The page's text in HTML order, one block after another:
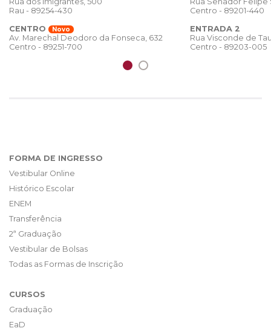
Rau - 89254-430
CENTRO
Novo
Av. Marechal Deodoro da Fonseca, 632
Centro - 89251-700
Centro - 89201-440
ENTRADA 2
Rua Visconde de
Centro - 89203-005
FORMA DE INGRESSO
Vestibular Online
Histórico Escolar
ENEM
Transferência
2ª Graduação
Vestibular de Bolsas
Todas as Formas de Inscrição
CURSOS
Graduação
EaD